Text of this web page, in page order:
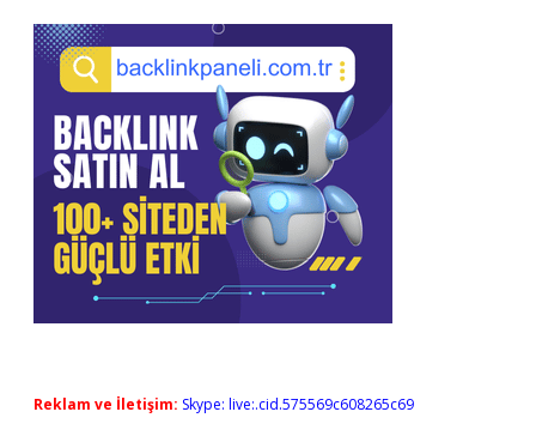
Reklam ve İletişim: Skype: live:.cid.575569c608265c69